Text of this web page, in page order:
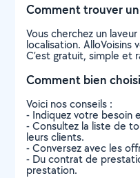
Comment trouver
Vous cherchez un
localisation.
C’est gratuit, simple et
Comment bien
Voici nos conseils :
- Indiquez votre besoin
- Consultez la liste de
leurs clients.
- Conversez avec les
- Du contrat de
prestation.